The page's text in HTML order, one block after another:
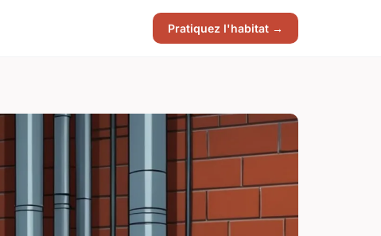
Pratiquez l'habitat →